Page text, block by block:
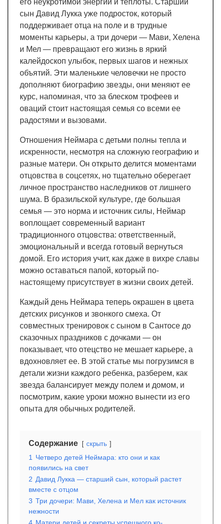
его неукротимой энергии и теплоты. Старший
сын Давид Лукка уже подросток, который
поддерживает отца на поле и в трудные
моменты карьеры, а три дочери — Мави, Хелена
и Мел — превращают его жизнь в яркий
калейдоскоп улыбок, первых шагов и нежных
объятий. Эти маленькие человечки не просто
дополняют биографию звезды, они меняют ее
курс, напоминая, что за блеском трофеев и
оваций стоит настоящая семья со всеми ее
радостями и вызовами.
Отношения Неймара с детьми полны тепла и
искренности, несмотря на сложную географию и
разные матери. Он открыто делится моментами
отцовства в соцсетях, но тщательно оберегает
личное пространство наследников от лишнего
шума. В бразильской культуре, где большая
семья — это норма и источник силы, Неймар
воплощает современный вариант
традиционного отцовства: ответственный,
эмоциональный и всегда готовый вернуться
домой. Его история учит, как даже в вихре славы
можно оставаться папой, который по-
настоящему присутствует в жизни своих детей.
Каждый день Неймара теперь окрашен в цвета
детских рисунков и звонкого смеха. От
совместных тренировок с сыном в Сантосе до
сказочных праздников с дочками — он
показывает, что отецство не мешает карьере, а
вдохновляет ее. В этой статье мы погрузимся в
детали жизни каждого ребенка, разберем, как
звезда балансирует между полем и домом, и
посмотрим, какие уроки можно вынести из его
опыта для обычных родителей.
Содержание скрыть
1 Четверо детей Неймара: кто они и как
появились на свет
2 Давид Лукка — старший сын, который растет
вместе с отцом
3 Три дочери: Мави, Хелена и Мел как источник
нежности